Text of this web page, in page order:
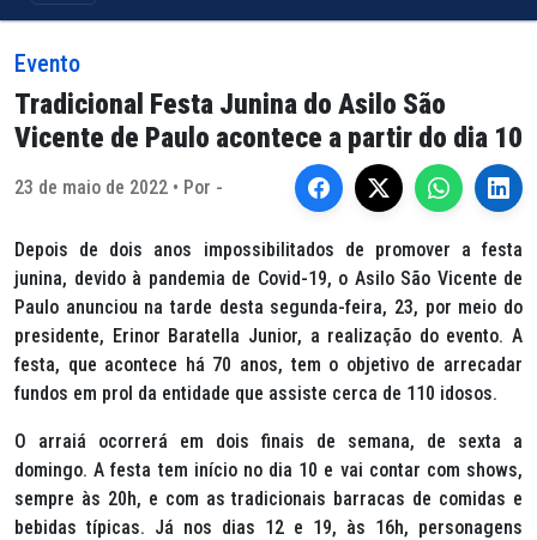
Evento
Tradicional Festa Junina do Asilo São
Vicente de Paulo acontece a partir do dia 10
23 de maio de 2022 • Por -
Depois de dois anos impossibilitados de promover a festa
junina, devido à pandemia de Covid-19, o Asilo São Vicente de
Paulo anunciou na tarde desta segunda-feira, 23, por meio do
presidente, Erinor Baratella Junior, a realização do evento. A
festa, que acontece há 70 anos, tem o objetivo de arrecadar
fundos em prol da entidade que assiste cerca de 110 idosos.
O arraiá ocorrerá em dois finais de semana, de sexta a
domingo. A festa tem início no dia 10 e vai contar com shows,
sempre às 20h, e com as tradicionais barracas de comidas e
bebidas típicas. Já nos dias 12 e 19, às 16h, personagens